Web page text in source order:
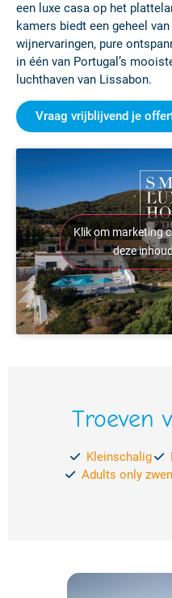
een luxe casa op het
kamers biedt een geheel
wijnervaringen, pure
in één van Portugal’s
luchthaven van Lissabon.
Vraag vrijblijvend je
Klik om marketing
deze
Troeven
Kleinschalig
Adults only